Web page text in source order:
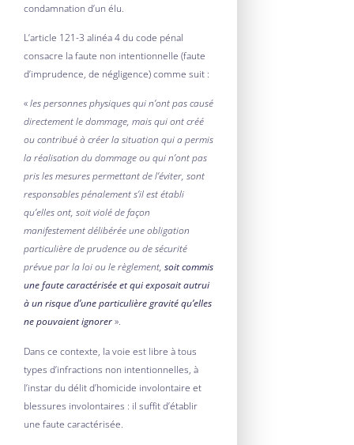
condamnation d’un élu.
L’article 121-3 alinéa 4 du code pénal
consacre la faute non intentionnelle (faute
d’imprudence, de négligence) comme suit :
« les personnes physiques qui n’ont pas causé
directement le dommage, mais qui ont créé
ou contribué à créer la situation qui a permis
la réalisation du dommage ou qui n’ont pas
pris les mesures permettant de l’éviter, sont
responsables pénalement s’il est établi
qu’elles ont, soit violé de façon
manifestement délibérée une obligation
particulière de prudence ou de sécurité
prévue par la loi ou le règlement, soit commis
une faute caractérisée et qui exposait autrui
à un risque d’une particulière gravité qu’elles
ne pouvaient ignorer ».
Dans ce contexte, la voie est libre à tous
types d’infractions non intentionnelles, à
l’instar du délit d’homicide involontaire et
blessures involontaires : il suffit d’établir
une faute caractérisée.